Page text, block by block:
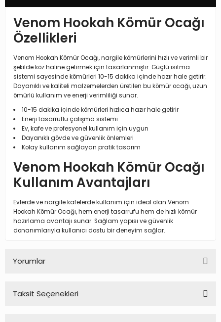
Venom Hookah Kömür Ocağı
Özellikleri
Venom Hookah Kömür Ocağı, nargile kömürlerini hızlı ve verimli bir
şekilde köz haline getirmek için tasarlanmıştır. Güçlü ısıtma
sistemi sayesinde kömürleri 10-15 dakika içinde hazır hale getirir.
Dayanıklı ve kaliteli malzemelerden üretilen bu kömür ocağı, uzun
ömürlü kullanım ve enerji verimliliği sunar.
10-15 dakika içinde kömürleri hızlıca hazır hale getirir
Enerji tasarruflu çalışma sistemi
Ev, kafe ve profesyonel kullanım için uygun
Dayanıklı gövde ve güvenlik önlemleri
Kolay kullanım sağlayan pratik tasarım
Venom Hookah Kömür Ocağı
Kullanım Avantajları
Evlerde ve nargile kafelerde kullanım için ideal olan Venom
Hookah Kömür Ocağı, hem enerji tasarrufu hem de hızlı kömür
hazırlama avantajı sunar. Sağlam yapısı ve güvenlik
donanımlarıyla kullanıcı dostu bir deneyim sağlar.
Yorumlar
Taksit Seçenekleri